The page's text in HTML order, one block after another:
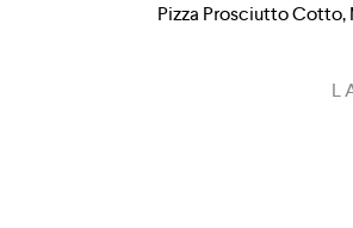
Pizza Prosciutto Cotto,
L